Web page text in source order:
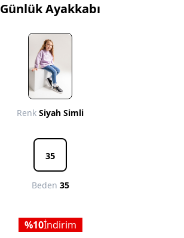
Günlük Ayakkabı
Renk Siyah Simli
35
Beden 35
10İndirim